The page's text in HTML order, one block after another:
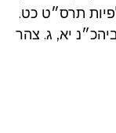
תרס״ט כט.
יא, ג. צהר